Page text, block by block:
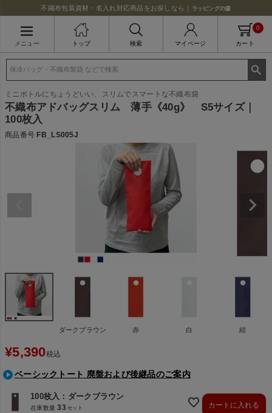
不織布包装資材・名入れ対応商品をお探しなら｜ ラッピングの森
メニュー トップ 検索 マイページ カート
0
ミニボトルにちょうどいい、スリムでスマートな不織布袋
不織布アドバッグスリム 薄手《40g》 S5サイズ｜
100枚入
商品番号 FB_LS005J
ダークブラウン 赤 白 紺
¥5,390税込
ベーシックトート 廃盤および後継品のご案内
100枚入：ダークブラウン
在庫数量 33 カートに入れる